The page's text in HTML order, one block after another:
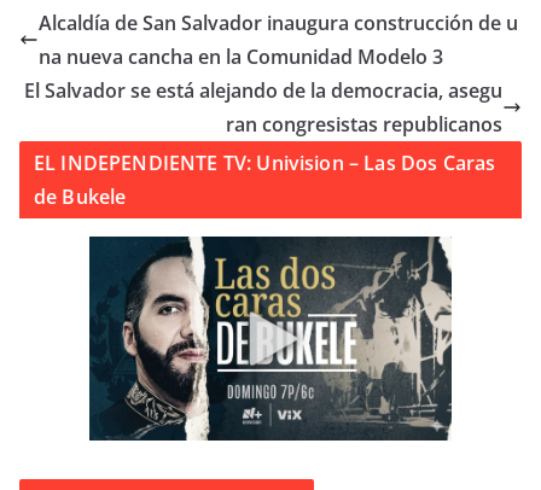
Alcaldía de San Salvador inaugura construcción de u
na nueva cancha en la Comunidad Modelo 3
El Salvador se está alejando de la democracia, asegu
ran congresistas republicanos
EL INDEPENDIENTE TV: Univision – Las Dos Caras
de Bukele